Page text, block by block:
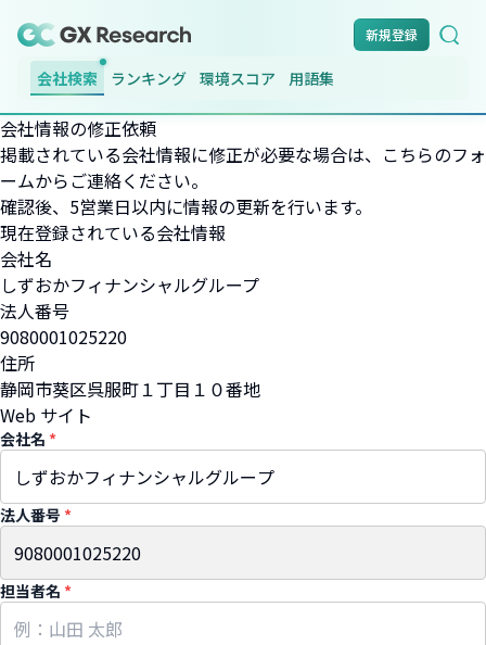
新規登録
会社検索 ランキング 環境スコア 用語集
会社情報の修正依頼
掲載されている会社情報に修正が必要な場合は、こちらのフォ
ームからご連絡ください。
確認後、5営業日以内に情報の更新を行います。
現在登録されている会社情報
会社名
しずおかフィナンシャルグループ
法人番号
9080001025220
住所
静岡市葵区呉服町１丁目１０番地
Web サイト
会社名 *
法人番号 *
担当者名 *